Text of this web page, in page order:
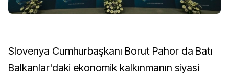
Slovenya Cumhurbaşkanı Borut Pahor da Batı
Balkanlar'daki ekonomik kalkınmanın siyasi